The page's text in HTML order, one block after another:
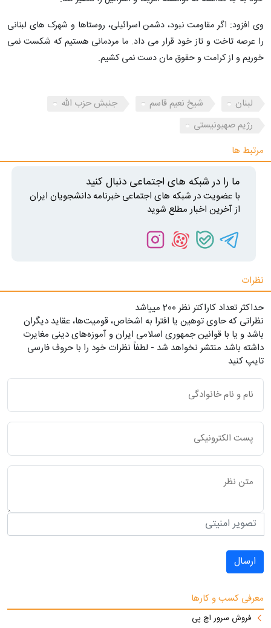
وی افزود: اگر مقاومت نبود، دشمن اسرائیلی، روستاها و شهرک های لبنانی
را عرصه تاخت و تاز خود قرار می داد. ما مردمانی هستیم که شکست نمی
خوریم و از کرامت و حقوق مان دست نمی کشیم.
لبنان شیخ نعیم قاسم
جنبش حزب الله
رژیم صهیونیستی
مرتبط ها
ما را در شبکه های اجتماعی دنبال کنید
با عضویت در شبکه های اجتماعی خبرنامه دانشجویان ایران
از آخرین اخبار مطلع شوید
نظرات
حداکثر تعداد کاراکتر نظر 200 ميياشد
نظراتی که حاوی توهین یا افترا به اشخاص، قومیت‌ها، عقاید دیگران
باشد و یا با قوانین جمهوری اسلامی ایران و آموزه‌های دینی مغایرت
داشته باشد منتشر نخواهد شد - لطفاً نظرات خود را با حروف فارسی
تایپ کنید
ارسال
معرفی کسب و کارها
فروش سرور اچ پی